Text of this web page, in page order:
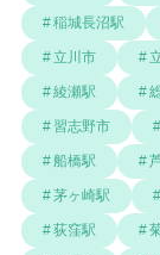
稲城長沼駅
立川市
綾瀬駅
習志野市
船橋駅
茅ヶ崎駅
荻窪駅